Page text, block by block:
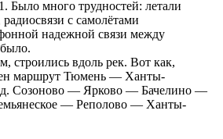
много трудностей: летали
с самолётами
надежной связи между
строились вдоль рек. Вот как,
маршрут Тюмень — Ханты-
Созоново — Ярково — Бачелино —
— Реполово — Ханты-